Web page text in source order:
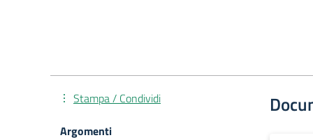
Stampa / Condividi
Argomenti